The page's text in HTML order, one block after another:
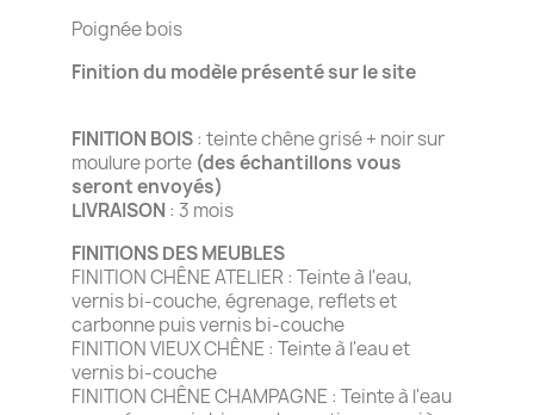
Poignée bois
Finition du modèle présenté sur le site
FINITION BOIS: teinte chêne grisé + noir sur
moulure porte (des échantillons vous
seront envoyés)
LIVRAISON : 3 mois
FINITIONS DES MEUBLES
FINITION CHÊNE ATELIER : Teinte à l'eau,
vernis bi-couche, égrenage, reflets et
carbonne puis vernis bi-couche
FINITION VIEUX CHÊNE : Teinte à l'eau et
vernis bi-couche
FINITION CHÊNE CHAMPAGNE : Teinte à l'eau